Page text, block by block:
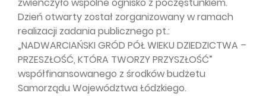
zwieńczyło wspólne ognisko z poczęstunkiem.
Dzień otwarty został zorganizowany w ramach
realizacji zadania publicznego pt.:
„NADWARCIAŃSKI GRÓD PÓŁ WIEKU DZIEDZICTWA –
PRZESZŁOŚĆ, KTÓRA TWORZY PRZYSZŁOŚĆ”
współfinansowanego z środków budżetu
Samorządu Województwa Łódzkiego.